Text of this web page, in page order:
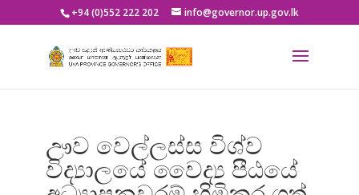
+94 (0)552 222 202 info@governor.up.gov.lk
ඌව වෙල්ලස්ස විශ්ව
විද්‍යාලයේ වෛද්‍ය පීඨයේ